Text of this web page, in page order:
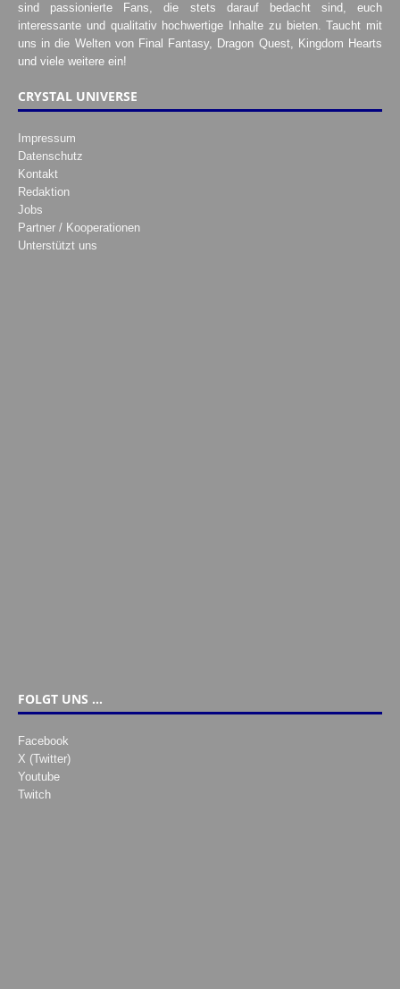
sind passionierte Fans, die stets darauf bedacht sind, euch
interessante und qualitativ hochwertige Inhalte zu bieten. Taucht mit
uns in die Welten von Final Fantasy, Dragon Quest, Kingdom Hearts
und viele weitere ein!
CRYSTAL UNIVERSE
Impressum
Datenschutz
Kontakt
Redaktion
Jobs
Partner / Kooperationen
Unterstützt uns
FOLGT UNS …
Facebook
X (Twitter)
Youtube
Twitch